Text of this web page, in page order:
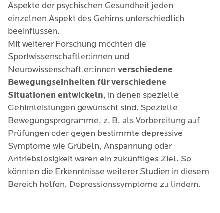
Aspekte der psychischen Gesundheit jeden
einzelnen Aspekt des Gehirns unterschiedlich
beeinflussen.
Mit weiterer Forschung möchten die
Sportwissenschaftler:innen und
Neurowissenschaftler:innen verschiedene
Bewegungseinheiten für verschiedene
Situationen entwickeln, in denen spezielle
Gehirnleistungen gewünscht sind. Spezielle
Bewegungsprogramme, z. B. als Vorbereitung auf
Prüfungen oder gegen bestimmte depressive
Symptome wie Grübeln, Anspannung oder
Antriebslosigkeit wären ein zukünftiges Ziel. So
könnten die Erkenntnisse weiterer Studien in diesem
Bereich helfen, Depressionssymptome zu lindern.